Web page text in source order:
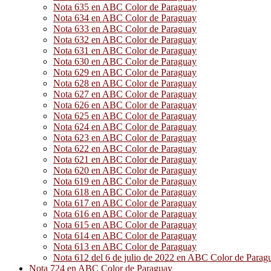
Nota 635 en ABC Color de Paraguay
Nota 634 en ABC Color de Paraguay
Nota 633 en ABC Color de Paraguay
Nota 632 en ABC Color de Paraguay
Nota 631 en ABC Color de Paraguay
Nota 630 en ABC Color de Paraguay
Nota 629 en ABC Color de Paraguay
Nota 628 en ABC Color de Paraguay
Nota 627 en ABC Color de Paraguay
Nota 626 en ABC Color de Paraguay
Nota 625 en ABC Color de Paraguay
Nota 624 en ABC Color de Paraguay
Nota 623 en ABC Color de Paraguay
Nota 622 en ABC Color de Paraguay
Nota 621 en ABC Color de Paraguay
Nota 620 en ABC Color de Paraguay
Nota 619 en ABC Color de Paraguay
Nota 618 en ABC Color de Paraguay
Nota 617 en ABC Color de Paraguay
Nota 616 en ABC Color de Paraguay
Nota 615 en ABC Color de Paraguay
Nota 614 en ABC Color de Paraguay
Nota 613 en ABC Color de Paraguay
Nota 612 del 6 de julio de 2022 en ABC Color de
Nota 724 en ABC Color de Paraguay